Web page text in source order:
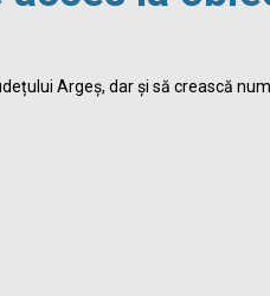
Argeș, dar și să crească